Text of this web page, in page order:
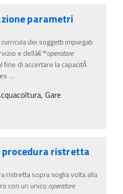
parametri
dei soggetti impiegati
e dellâ€™operatore
di accertare la capacitÃ
…
Gare
procedura ristretta
ristretta sopra soglia volta alla
con un unico operatore